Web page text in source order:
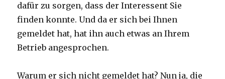
dafür zu sorgen, dass der Interessent Sie
finden konnte. Und da er sich bei Ihnen
gemeldet hat, hat ihn auch etwas an Ihrem
Betrieb angesprochen.
Warum er sich nicht gemeldet hat? Nun ja, die